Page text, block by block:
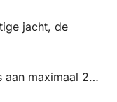
jacht, de
maximaal 24
perfecte keuze